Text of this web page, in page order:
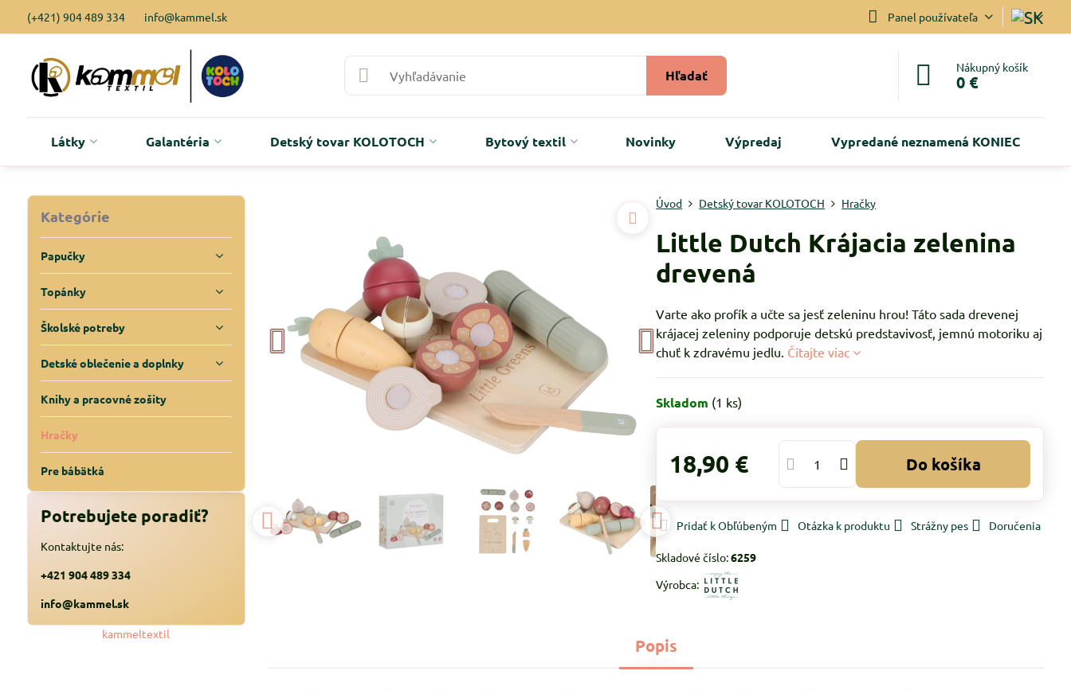
(+421) 904 489 334 info@kammel.sk Panel používateľa
Hľadať Nákupný košík
0 €
Látky Galantéria Detský tovar KOLOTOCH Bytový textil Novinky Výpredaj Vypredané neznamená KONIEC
Úvod Detský tovar KOLOTOCH Hračky
Little Dutch Krájacia zelenina
drevená
Varte ako profík a učte sa jesť zeleninu hrou! Táto sada drevenej
krájacej zeleniny podporuje detskú predstavivosť, jemnú motoriku aj
chuť k zdravému jedlu. Čítajte viac
Skladom (1 ks)
18,90 € Do košíka
Pridať k Obľúbeným Otázka k produktu Strážny pes Doručenia
Skladové číslo:6259
Výrobca:
Popis
Kategórie
Papučky
Topánky
Školské potreby
Detské oblečenie a doplnky
Knihy a pracovné zošity
Hračky
Pre bábätká
Potrebujete poradiť?
Kontaktujte nás:
+421 904 489 334
info@kammel.sk
kammeltextil